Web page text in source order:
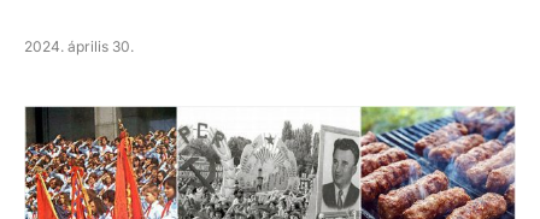
2024. április 30.